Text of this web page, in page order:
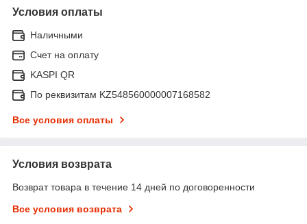
Условия оплаты
Наличными
Счет на оплату
KASPI QR
По реквизитам KZ548560000007168582
Все условия оплаты
Условия возврата
Возврат товара в течение 14 дней по договоренности
Все условия возврата